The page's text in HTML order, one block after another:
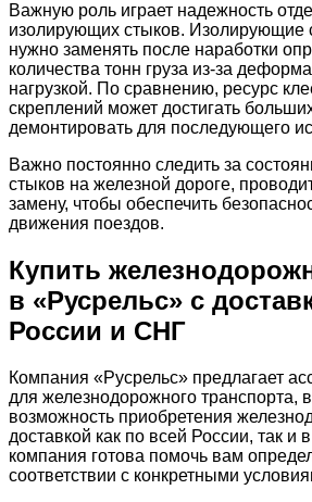
Важную роль играет надежность
изолирующих стыков. Изолирующие
нужно заменять после наработки
количества тонн груза из-за
нагрузкой. По сравнению, ресурс
скреплений может достигать
демонтировать для последующего
Важно постоянно следить за
стыков на железной дороге,
замену, чтобы обеспечить
движения поездов.
Купить
в «Русрельс» с
России и СНГ
Компания «Русрельс» предлагает
для железнодорожного транспорта,
возможность приобретения
доставкой как по всей России, так
компания готова помочь вам
соответствии с конкретными